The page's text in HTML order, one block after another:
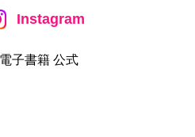
Instagram
電子書籍 公式